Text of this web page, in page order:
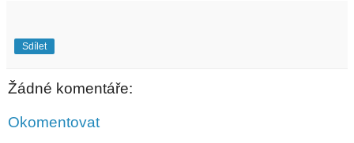
Sdílet
Žádné komentáře:
Okomentovat